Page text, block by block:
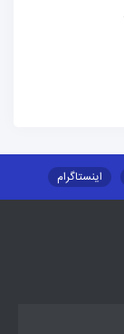
اینستاگرام